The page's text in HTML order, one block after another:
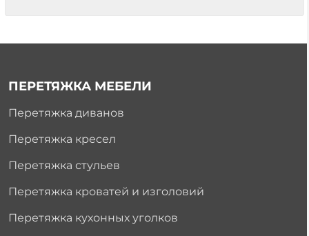
ПЕРЕТЯЖКА МЕБЕЛИ
Перетяжка диванов
Перетяжка кресел
Перетяжка стульев
Перетяжка кроватей и изголовий
Перетяжка кухонных уголков